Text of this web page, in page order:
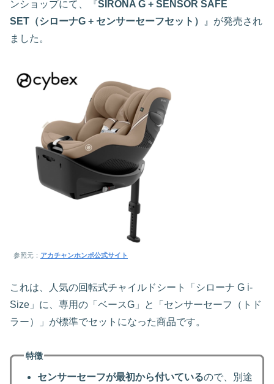
ンショップにて、『 SIRONA G + SENSOR SAFE
SET（シローナG + センサーセーフセット）
』が発売され
ました。
参照元： アカチャンホンポ公式サイト
これは、人気の回転式チャイルドシート「シローナ G i-
Size」に、専用の「ベースG」と「センサーセーフ（トド
ラー）」が標準でセットになった商品です。
特徴
センサーセーフが最初から付いているので、別途